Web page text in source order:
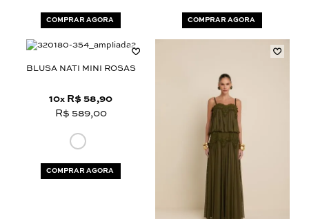
COMPRAR AGORA COMPRAR AGORA
BLUSA NATI MINI ROSAS
10x R$ 58,90
R$ 589,00
COMPRAR AGORA